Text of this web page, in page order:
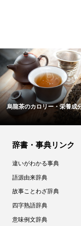
ーセージ
辞書・事典リンク
違いがわかる事典
語源由来辞典
故事ことわざ辞典
四字熟語辞典
意味例文辞典